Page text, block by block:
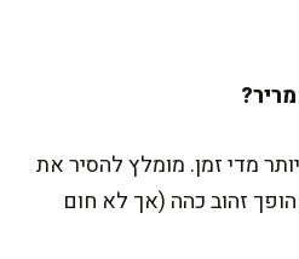
מדי זמן. מומלץ להסיר את
זהוב כהה (אך לא חום